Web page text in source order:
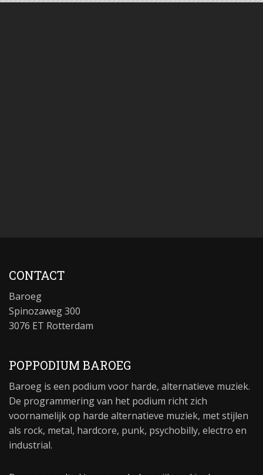
CONTACT
Baroeg
Spinozaweg 300
3076 ET Rotterdam
POPPODIUM BAROEG
Baroeg is een podium voor harde, alternatieve muziek.
De programmering van het podium richt zich
voornamelijk op harde alternatieve muziek, met stijlen
als rock, metal, hardcore, punk, psychobilly, electro en
industrial.